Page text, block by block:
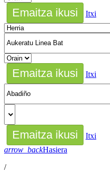
Itxi
Itxi
Itxi
arrow_backHasiera
/